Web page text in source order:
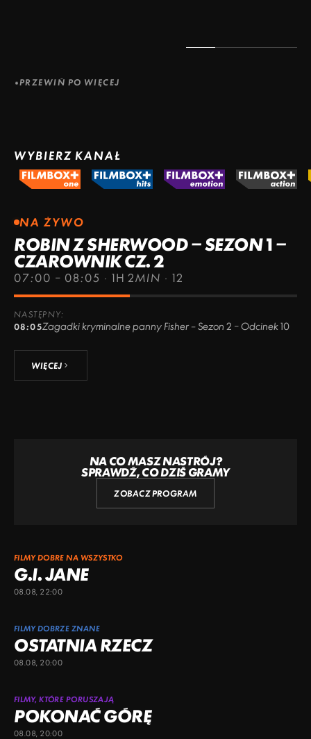
PRZEWIŃ PO WIĘCEJ
WYBIERZ KANAŁ
NA ŻYWO
ROBIN Z SHERWOOD – SEZON 1 –
CZAROWNIK CZ. 2
07:00 – 08:05 · 1H 2MIN · 12
NASTĘPNY:
08:05Zagadki kryminalne panny Fisher – Sezon 2 – Odcinek 10
WIĘCEJ
NA CO MASZ NASTRÓJ?
SPRAWDŹ, CO DZIŚ GRAMY
ZOBACZ PROGRAM
FILMY DOBRE NA WSZYSTKO
G.I. JANE
08.08, 22:00
FILMY DOBRZE ZNANE
OSTATNIA RZECZ
08.08, 20:00
FILMY, KTÓRE PORUSZAJĄ
POKONAĆ GÓRĘ
08.08, 20:00